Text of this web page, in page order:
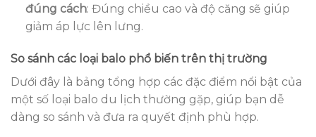
đúng cách: Đúng chiều cao và độ căng sẽ giúp
giảm áp lực lên lưng.
So sánh các loại balo phổ biến trên thị trường
Dưới đây là bảng tổng hợp các đặc điểm nổi bật của
một số loại balo du lịch thường gặp, giúp bạn dễ
dàng so sánh và đưa ra quyết định phù hợp.